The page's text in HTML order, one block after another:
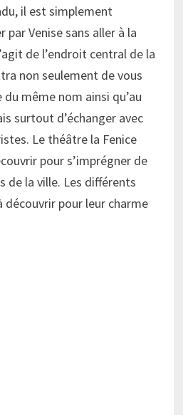
il est simplement
par Venise sans aller à la
de l’endroit central de la
non seulement de vous
même nom ainsi qu’au
surtout d’échanger avec
Le théâtre la Fenice
pour s’imprégner de
de la ville. Les différents
pour leur charme